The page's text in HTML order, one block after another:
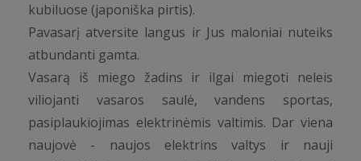
kubiluose (japoniška pirtis).
Pavasarį atversite langus ir Jus maloniai nuteiks
atbundanti gamta.
Vasarą iš miego žadins ir ilgai miegoti neleis
viliojanti vasaros saulė, vandens sportas,
pasiplaukiojimas elektrinėmis valtimis. Dar viena
naujovė - naujos elektrins valtys ir nauji